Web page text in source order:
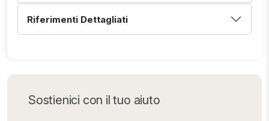
Riferimenti Dettagliati
Sostienici con il tuo aiuto